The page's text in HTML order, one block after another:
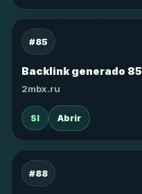
#85
Backlink generado 85
2mbx.ru
SI Abrir
#88